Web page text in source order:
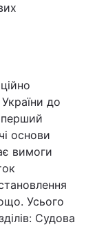
України до
перший
основи
вимоги
Усього
Судова